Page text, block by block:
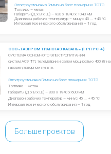
Больше проектов
Электроустановка Гамма на базе планерных ТОТЭ
Топливо – метан
Габариты (Д х В х Ш) – 930 х 1840 х 1043 мм
Диапазон рабочих температур – минус 45 ... +45 °C
Интервал технического обслуживания – 1 год
ООО «ГАЗПРОМ ТРАНСГАЗ КАЗАНЬ» (ГРП РС-4)
СИСТЕМА ОСНОВНОГО ЭЛЕКТРОПИТАНИЯ
систем АСУ ТП, телеметрии и связи мощностью 400 Вт на
газорегуляторном пункте.
Электроустановка Гамма на базе планарных ТОТЭ
Топливо – метан
Габариты (Д х В х Ш) – 800 х 1940 х 600 мм
Диапазон рабочих температур – минус 45 ... +45 °C
Интервал технического обслуживания – 1 год